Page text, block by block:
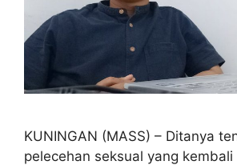
KUNINGAN (MASS) – Ditanya
pelecehan seksual yang